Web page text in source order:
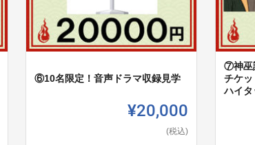
⑥10名限定！音声ドラマ収録見学
¥20,000
(税込)
⑦神巫
チケッ
ハイタ